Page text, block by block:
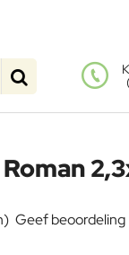
Geef beoordeling